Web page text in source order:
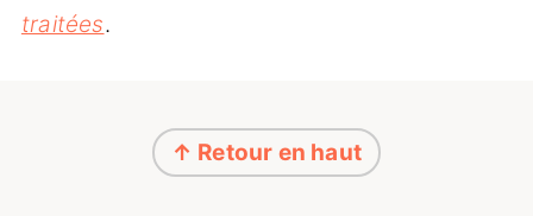
traitées.
↑ Retour en haut